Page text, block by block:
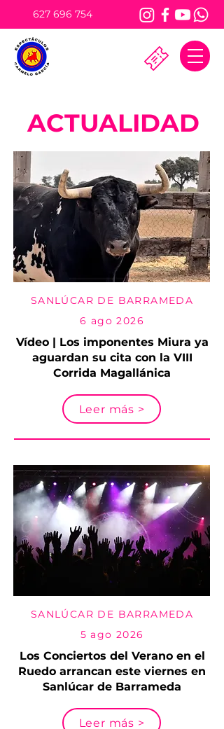
627 696 754
ACTUALIDAD
SANLÚCAR DE BARRAMEDA
6 ago 2026
Vídeo | Los imponentes Miura ya
aguardan su cita con la VIII
Corrida Magallánica
Leer más >
SANLÚCAR DE BARRAMEDA
5 ago 2026
Los Conciertos del Verano en el
Ruedo arrancan este viernes en
Sanlúcar de Barrameda
Leer más >